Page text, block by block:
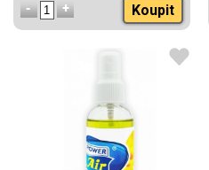
Koupit